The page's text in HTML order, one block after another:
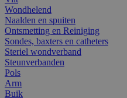
Wondhelend
Naalden en spuiten
Ontsmetting en Reiniging
Sondes, baxters en catheters
Steriel wondverband
Steunverbanden
Pols
Arm
Buik